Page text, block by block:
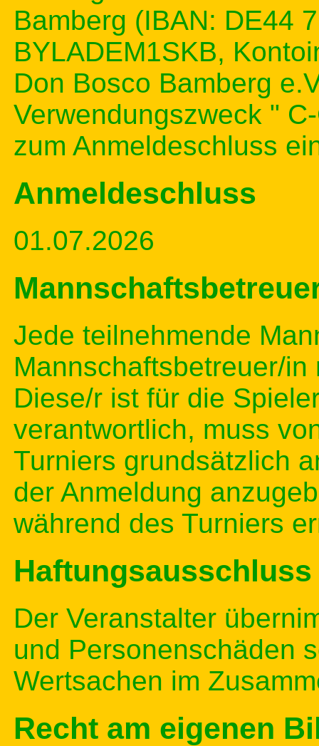
Bamberg (IBAN: DE44
BYLADEM1SKB,
Don Bosco Bamberg
Verwendungszweck "
zum Anmeldeschluss
Anmeldeschluss
01.07.2026
Jede teilnehmende
Mannschaftsbetreuer/
Diese/r ist für die
verantwortlich, muss
Turniers grundsätzlich
der Anmeldung
während des Turniers
Haftungsausschluss
Der Veranstalter
und Personenschäden
Wertsachen im
Recht am eigenen